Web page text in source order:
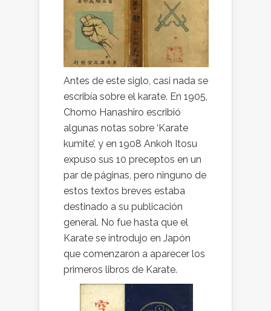
Antes de este siglo, casi nada se
escribía sobre el karate. En 1905,
Chomo Hanashiro escribió
algunas notas sobre ‘Karate
kumite’, y en 1908 Ankoh Itosu
expuso sus 10 preceptos en un
par de páginas, pero ninguno de
estos textos breves estaba
destinado a su publicación
general. No fue hasta que el
Karate se introdujo en Japón
que comenzaron a aparecer los
primeros libros de Karate.